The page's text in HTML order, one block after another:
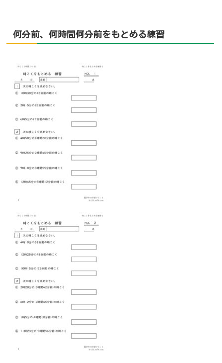
何分前、何時間何分前をもとめる練習